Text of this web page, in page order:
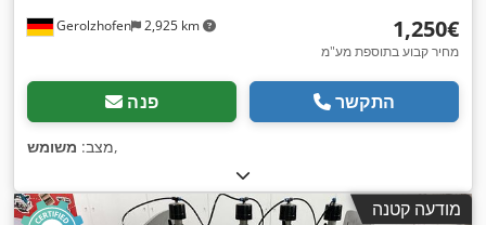
Gerolzhofen 2,925 km ‏1,250 ‏€
מחיר קבוע בתוספת מע"מ
פנה התקשר
מצב: משומש ,
מודעה קטנה